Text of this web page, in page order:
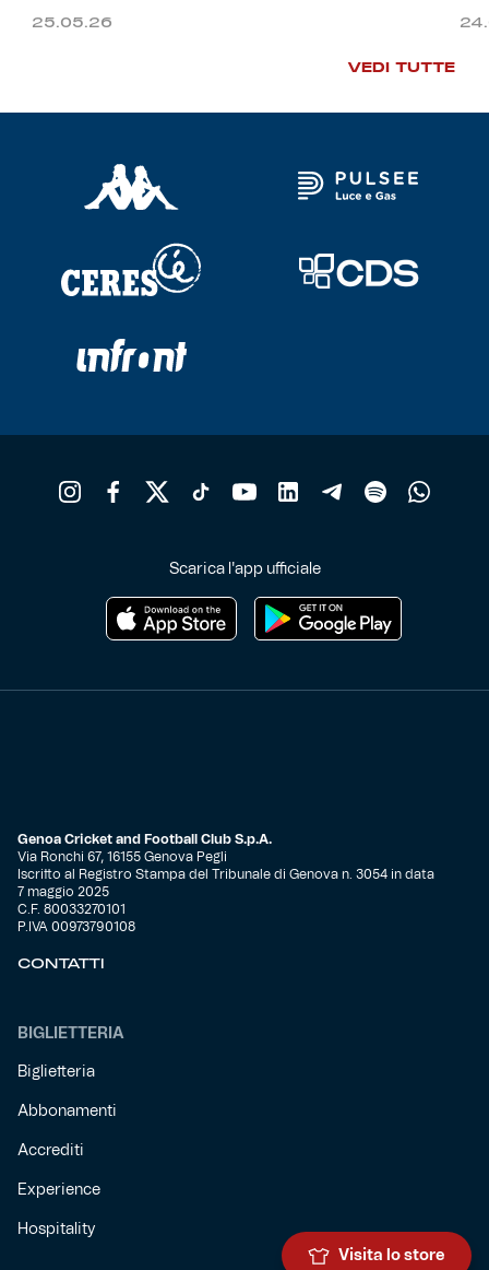
25.05.26
VEDI TUTTE
Scarica l'app ufficiale
Genoa Cricket and Football Club S.p.A.
Via Ronchi 67, 16155 Genova Pegli
Iscritto al Registro Stampa del Tribunale di Genova n. 3054 in data
7 maggio 2025
C.F. 80033270101
P.IVA 00973790108
CONTATTI
BIGLIETTERIA
Biglietteria
Abbonamenti
Accrediti
Experience
Hospitality
Visita lo store